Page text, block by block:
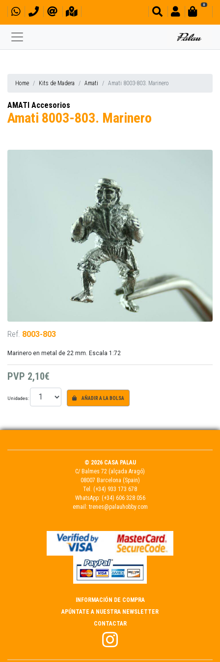
0
Home Kits de Madera Amati Amati 8003-803. Marinero
AMATI Accesorios
Amati 8003-803. Marinero
Ref. 8003-803
Marinero en metal de 22 mm. Escala 1:72
PVP 2,10€
Unidades: AÑADIR A LA BOLSA
© 2026 CASA PALAU
C/ Balmes 72 (alçada Aragó)
08007 Barcelona (Spain)
Tel. (+34) 933 173 678
WhatsApp: (+34) 606 328 056
email: trenes@palauhobby.com
INFORMACIÓN DE COMPRA
APÚNTATE A NUESTRA NEWSLETTER
CONTACTAR